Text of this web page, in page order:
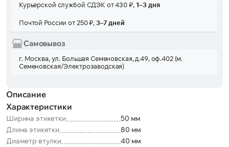
Описание
Характеристики
Ширина этикетки
50 мм
Длина этикетки
80 мм
Диаметр втулки
40 мм
Курьерской службой СДЭК от 430 ₽, 1–3 дня
Почтой России от 250 ₽,3–7 дней
Самовывоз
г. Москва, ул. Большая Семеновская, д.49, оф.402 (м.
Семеновская/Электрозаводская)